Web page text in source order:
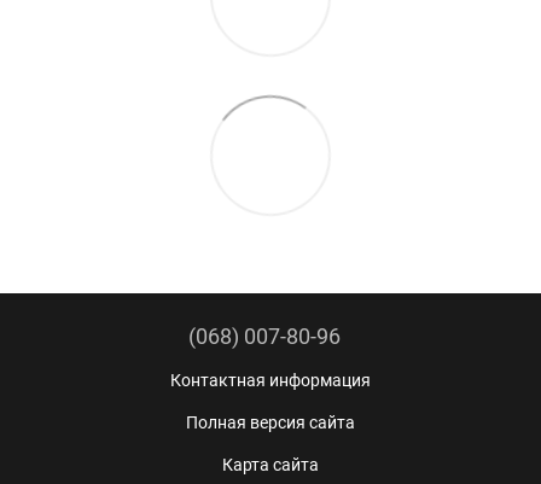
(068) 007-80-96
Контактная информация
Полная версия сайта
Карта сайта